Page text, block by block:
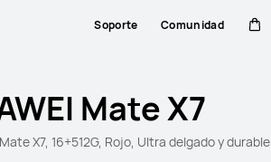
Soporte Comunidad
Mate X7
X7, 16+512G, Rojo, Ultra delgado y durable